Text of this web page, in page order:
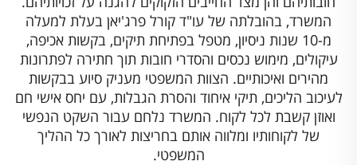
המשרד, בהובלתה של עו"ד קורל פרג'יאן בעלת למעלה
מ-10 שנות ניסיון, מטפל בפתיחת תיקים, בקשות אכיפה,
עיקולים, מימוש נכסים והסדרי חובות תוך חתירה לפתרונות
מהירים ואיכותיים. הצוות המשפטי מעניק סיוע בבקשות
לעיכוב הליכים, תיקי איחוד והסרת הגבלות, עם יחס אישי חם
ואוזן קשבת לכל לקוח. המשרד נלחם עבור השקט הנפשי
של לקוחותיו ומלווה אותם בחריצות לאורך כל ההליך
המשפטי.